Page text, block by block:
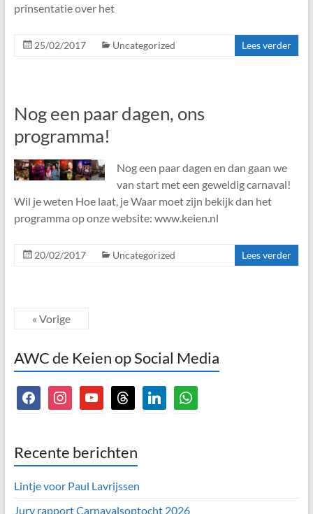
prinsentatie over het
25/02/2017 Uncategorized Lees verder
Nog een paar dagen, ons
programma!
Nog een paar dagen en dan gaan we
van start met een geweldig carnaval!
Wil je weten Hoe laat, je Waar moet zijn bekijk dan het
programma op onze website: www.keien.nl
20/02/2017 Uncategorized Lees verder
« Vorige
AWC de Keien op Social Media
facebookinstagramyoutubethreads linkedinwhatsapp
Recente berichten
Lintje voor Paul Lavrijssen
Jury rapport Carnavalsoptocht 2026